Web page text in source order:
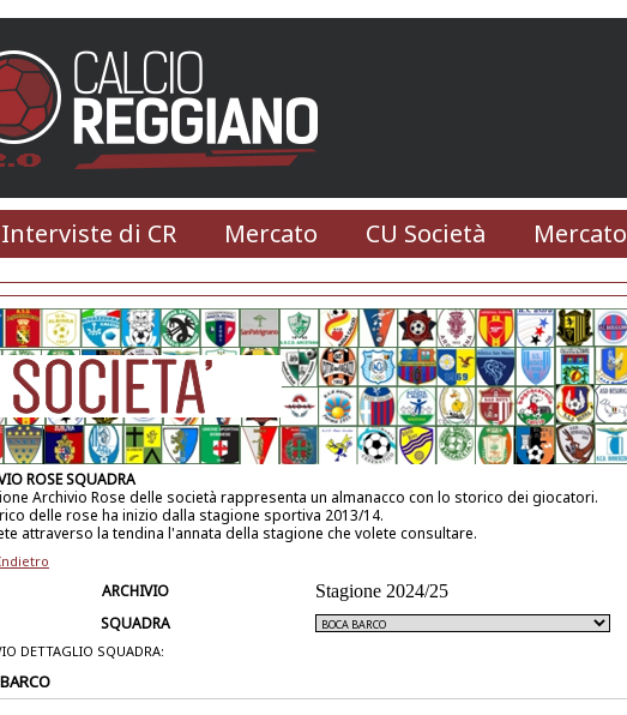
di CR Mercato CU Società Mercato
ROSE SQUADRA
Archivio Rose delle società rappresenta un almanacco con lo storico dei giocatori.
delle rose ha inizio dalla stagione sportiva 2013/14.
attraverso la tendina l'annata della stagione che volete consultare.
ARCHIVIO
Stagione 2024/25
SQUADRA
DETTAGLIO SQUADRA: